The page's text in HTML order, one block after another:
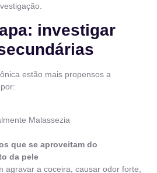
investigar
estão mais propensos a
Malassezia
que se aproveitam do
da pele
agravar a coceira, causar odor forte,